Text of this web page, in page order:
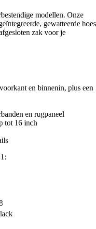
modellen. Onze
gewatteerde hoes
zak voor je
en binnenin, plus een
en rugpaneel
tot 16 inch